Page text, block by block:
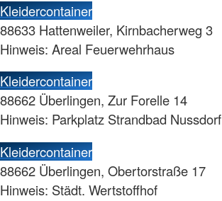
Kleidercontainer
88633 Hattenweiler, Kirnbacherweg 3
Hinweis: Areal Feuerwehrhaus
Kleidercontainer
88662 Überlingen, Zur Forelle 14
Hinweis: Parkplatz Strandbad Nussdorf
Kleidercontainer
88662 Überlingen, Obertorstraße 17
Hinweis: Städt. Wertstoffhof